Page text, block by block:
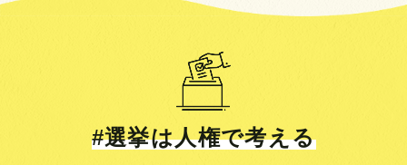
#選挙は人権で考える